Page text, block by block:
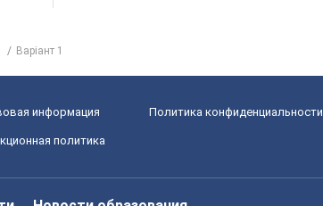
Варіант 1
информация Политика конфиденциальности
политика